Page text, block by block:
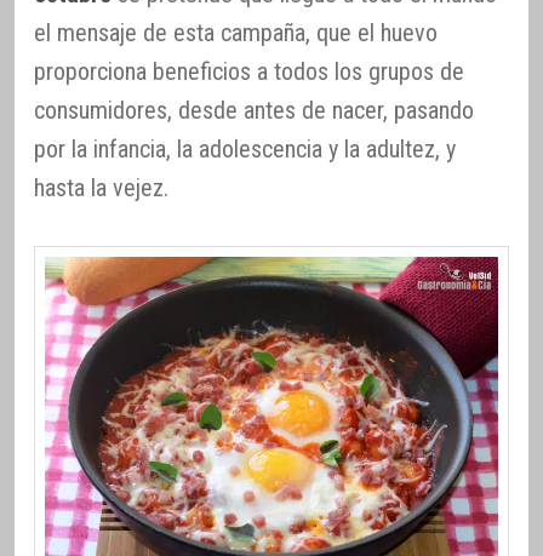
el mensaje de esta campaña, que el huevo
proporciona beneficios a todos los grupos de
consumidores, desde antes de nacer, pasando
por la infancia, la adolescencia y la adultez, y
hasta la vejez.